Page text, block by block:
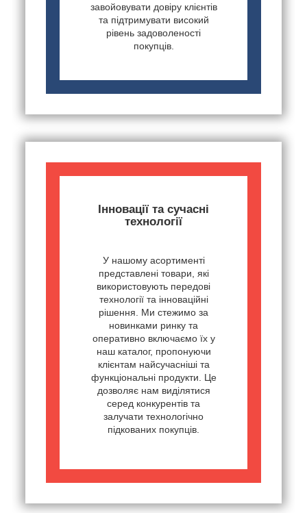
завойовувати довіру клієнтів
та підтримувати високий
рівень задоволеності
покупців.
Інновації та сучасні
технології
У нашому асортименті
представлені товари, які
використовують передові
технології та інноваційні
рішення. Ми стежимо за
новинками ринку та
оперативно включаємо їх у
наш каталог, пропонуючи
клієнтам найсучасніші та
функціональні продукти. Це
дозволяє нам виділятися
серед конкурентів та
залучати технологічно
підкованих покупців.